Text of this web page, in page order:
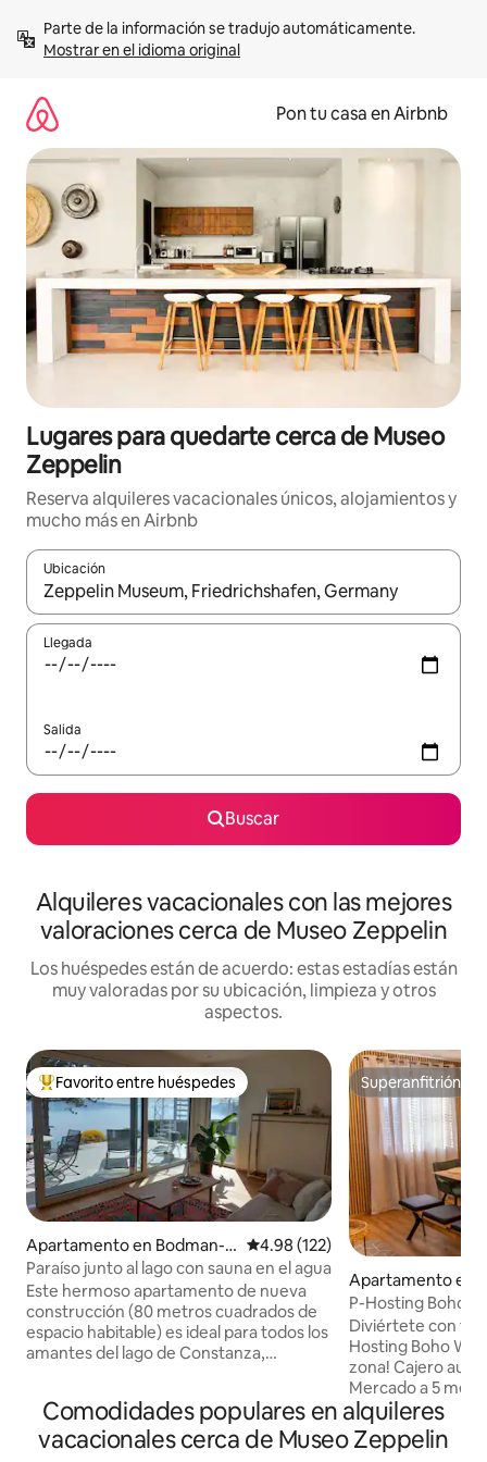
contenidoMostrar en el idioma original
Pon tu casa en Airbnb
Lugares para quedarte cerca de Museo
Zeppelin
Reserva alquileres vacacionales únicos, alojamientos y
mucho más en Airbnb
Ubicación
Cuando los resultados estén disponibles, navega con las
Llegada
Salida
Buscar
Alquileres vacacionales con las mejores
valoraciones cerca de Museo Zeppelin
Los huéspedes están de acuerdo: estas estadías están
muy valoradas por su ubicación, limpieza y otros
aspectos.
Favorito entre huéspedes preferido
Favorito entre huéspedes
Apartamento en Bodman-L
udwigshafen
Calificación promedio: 4.98 de
4.98 (122)
Paraíso junto al lago con sauna en el agua
Este hermoso apartamento de nueva
construcción (80 metros cuadrados de
espacio habitable) es ideal para todos los
amantes del lago de Constanza,
turísticos como la garganta de María, la
isla de Mainau y Constanza se
Superanfitrión
Superanfitrión
Apartamento en
P-Hosting Boho
Diviértete con
Hosting Boho Wibes
zona! Cajero automático de 1 metro
Mercado a 5
metros Pizzería a
Parque de
distancia Iglesia
Comodidades populares en alquileres
vacacionales cerca de Museo Zeppelin